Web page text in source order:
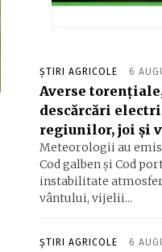
ȘTIRI AGRICOLE 6
Averse
descărcări
regiunilor, joi și
Meteorologii au
Cod galben și Cod
instabilitate
vântului, vijelii...
ȘTIRI AGRICOLE 6